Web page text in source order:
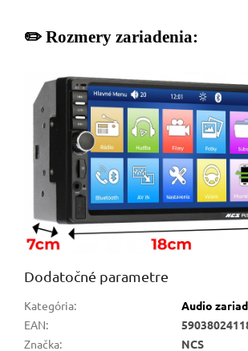
✏️ Rozmery zariadenia:
Dodatočné parametre
Kategória:
Audio
EAN:
Značka:
NCS